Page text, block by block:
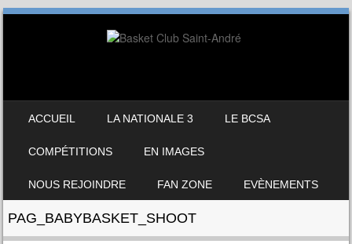
MENU
ACCUEIL LA NATIONALE 3 LE BCSA
COMPÉTITIONS EN IMAGES
NOUS REJOINDRE FAN ZONE EVÈNEMENTS
PAG_BABYBASKET_SHOOT